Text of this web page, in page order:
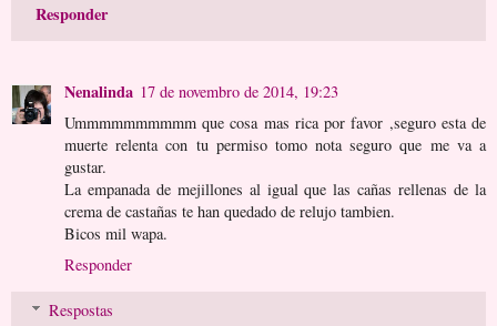
Responder
Nenalinda 17 de novembro de 2014, 19:23
Ummmmmmmmmm que cosa mas rica por favor ,seguro esta de
muerte relenta con tu permiso tomo nota seguro que me va a
gustar.
La empanada de mejillones al igual que las cañas rellenas de la
crema de castañas te han quedado de relujo tambien.
Bicos mil wapa.
Responder
Respostas